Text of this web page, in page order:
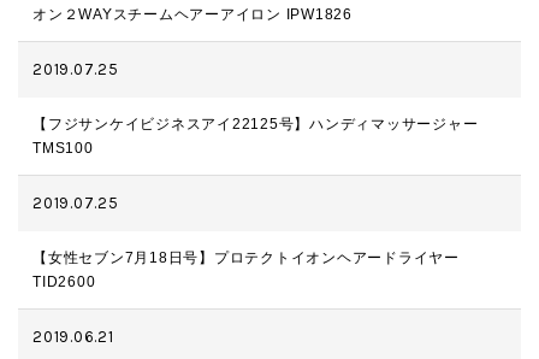
オン２WAYスチームヘアーアイロン IPW1826
2019.07.25
【フジサンケイビジネスアイ22125号】ハンディマッサージャー
TMS100
2019.07.25
【女性セブン7月18日号】プロテクトイオンヘアードライヤー
TID2600
2019.06.21